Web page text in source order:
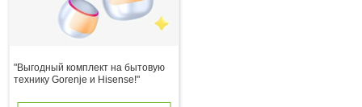
"Выгодный комплект на бытовую
технику Gorenje и Hisense!"